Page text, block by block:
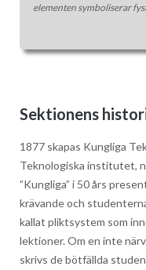
elementen symboliserar
Sektionens
1877 skapas Kungliga
Teknologiska institutet,
”Kungliga” i 50 års
krävande och
kallat pliktsystem som
lektioner. Om en inte
skrivs de bötfällda